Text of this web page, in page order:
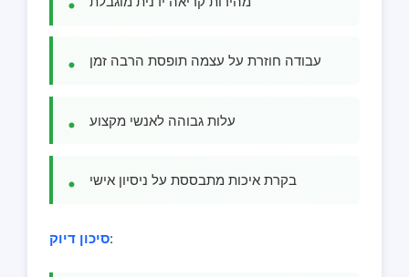
עבודה חוזרת על עצמה תופסת הרבה זמן
עלות גבוהה לאנשי מקצוע
בקרת איכות מתבססת על ניסיון אישי
סיכון דיוק: